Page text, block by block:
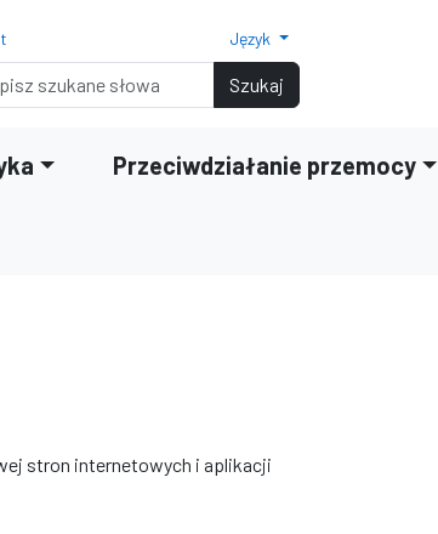
Normalny rozmiar czcionki
Rozmiar czcionki 150%
Rozmiar czcionki 200%
Język
Szukaj
Przeciwdziałanie przemocy
stron internetowych i aplikacji